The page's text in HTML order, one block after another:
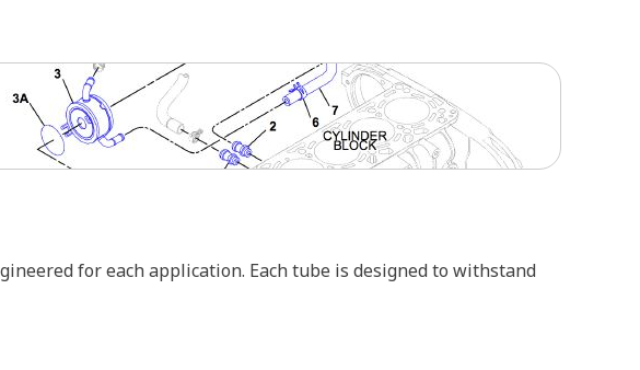
for each application. Each tube is designed to withstand